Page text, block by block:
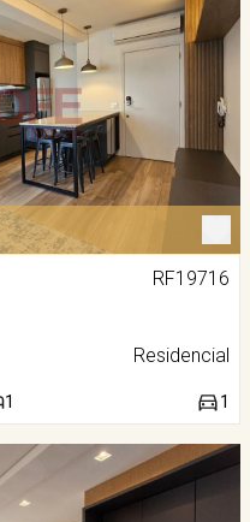
RF19716
Residencial
1 1